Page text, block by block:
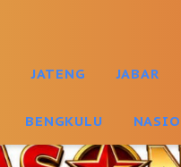
JATENG JABAR
BENGKULU